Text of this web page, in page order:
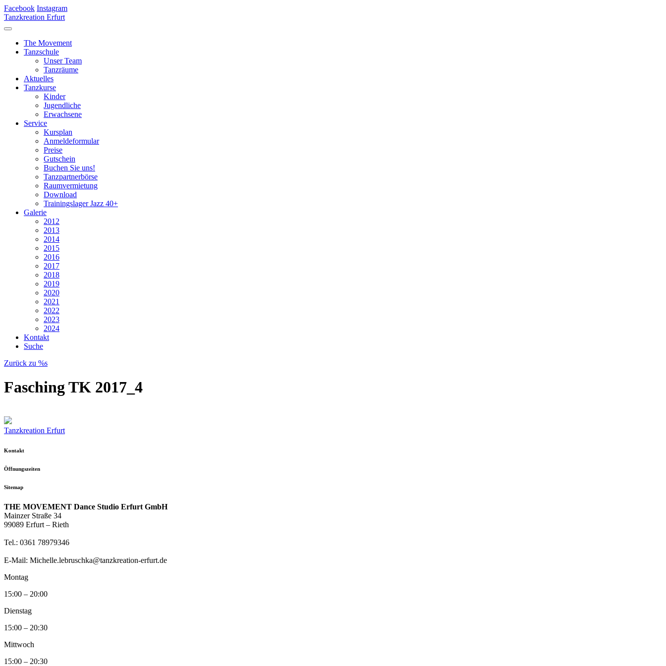
Facebook Instagram
Tanzkreation Erfurt
The Movement
Tanzschule
Unser Team
Tanzräume
Aktuelles
Tanzkurse
Kinder
Jugendliche
Erwachsene
Service
Kursplan
Anmeldeformular
Preise
Gutschein
Buchen Sie uns!
Tanzpartnerbörse
Raumvermietung
Download
Trainingslager Jazz 40+
Galerie
2012
2013
2014
2015
2016
2017
2018
2019
2020
2021
2022
2023
2024
Kontakt
Suche
Zurück zu %s
Fasching TK 2017_4
Tanzkreation Erfurt
Kontakt
Öffnungszeiten
Sitemap
THE MOVEMENT Dance Studio Erfurt GmbH
Mainzer Straße 34
99089 Erfurt – Rieth
Tel.: 0361 78979346
E-Mail: Michelle.lebruschka@tanzkreation-erfurt.de
Montag
15:00 – 20:00
Dienstag
15:00 – 20:30
Mittwoch
15:00 – 20:30